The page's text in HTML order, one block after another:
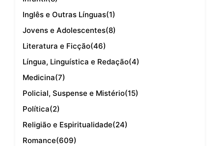
Inglês e Outras Línguas(1)
Jovens e Adolescentes(8)
Literatura e Ficção(46)
Língua, Linguística e Redação(4)
Medicina(7)
Policial, Suspense e Mistério(15)
Política(2)
Religião e Espiritualidade(24)
Romance(609)